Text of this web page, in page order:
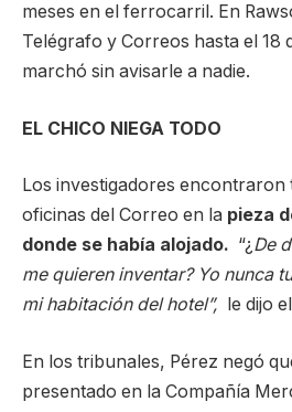
meses en el ferrocarril. En
Telégrafo y Correos hasta el 18
marchó sin avisarle a nadie.
EL CHICO NIEGA TODO
Los investigadores encontraron
oficinas del Correo en la pieza
donde se había alojado. “¿De
me quieren inventar? Yo nunca
mi habitación del hotel”, le dijo
En los tribunales, Pérez negó
presentado en la Compañía